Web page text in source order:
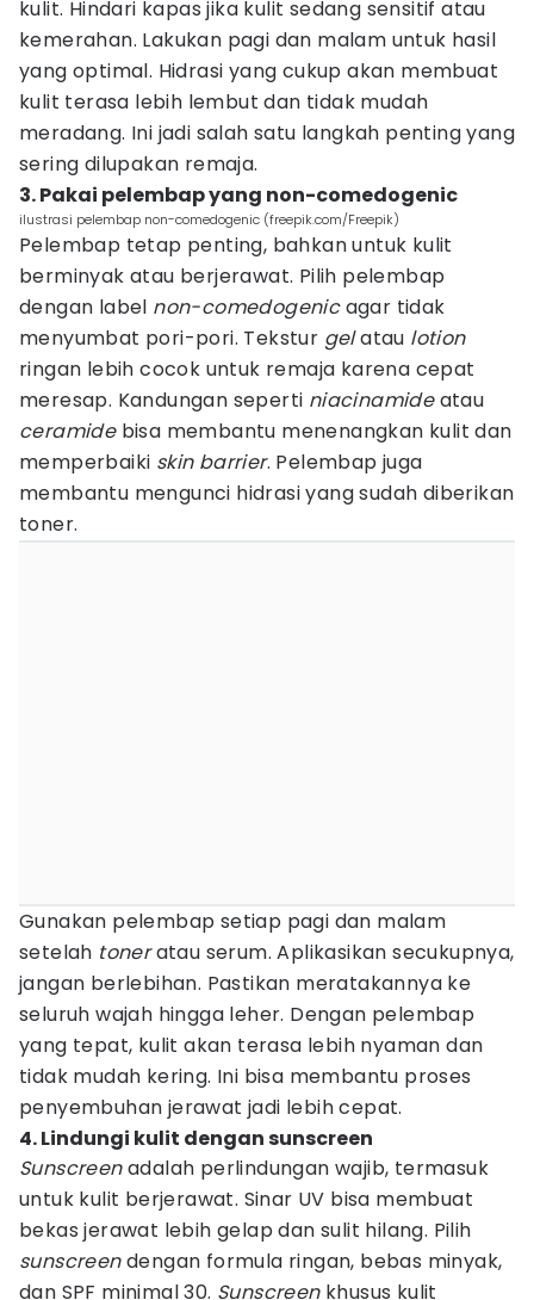
kulit. Hindari kapas jika kulit sedang sensitif atau
kemerahan. Lakukan pagi dan malam untuk hasil
yang optimal. Hidrasi yang cukup akan membuat
kulit terasa lebih lembut dan tidak mudah
meradang. Ini jadi salah satu langkah penting yang
sering dilupakan remaja.
3. Pakai pelembap yang non-comedogenic
ilustrasi pelembap non-comedogenic (freepik.com/Freepik)
Pelembap tetap penting, bahkan untuk kulit
berminyak atau berjerawat. Pilih pelembap
dengan label non-comedogenicagar tidak
menyumbat pori-pori. Tekstur gelatau lotion
ringan lebih cocok untuk remaja karena cepat
meresap. Kandungan seperti niacinamideatau
ceramidebisa membantu menenangkan kulit dan
memperbaiki skin barrier. Pelembap juga
membantu mengunci hidrasi yang sudah diberikan
toner.
Gunakan pelembap setiap pagi dan malam
setelah toneratau serum. Aplikasikan secukupnya,
jangan berlebihan. Pastikan meratakannya ke
seluruh wajah hingga leher. Dengan pelembap
yang tepat, kulit akan terasa lebih nyaman dan
tidak mudah kering. Ini bisa membantu proses
penyembuhan jerawat jadi lebih cepat.
4. Lindungi kulit dengan sunscreen
Sunscreenadalah perlindungan wajib, termasuk
untuk kulit berjerawat. Sinar UV bisa membuat
bekas jerawat lebih gelap dan sulit hilang. Pilih
sunscreendengan formula ringan, bebas minyak,
dan SPF minimal 30. Sunscreenkhusus kulit